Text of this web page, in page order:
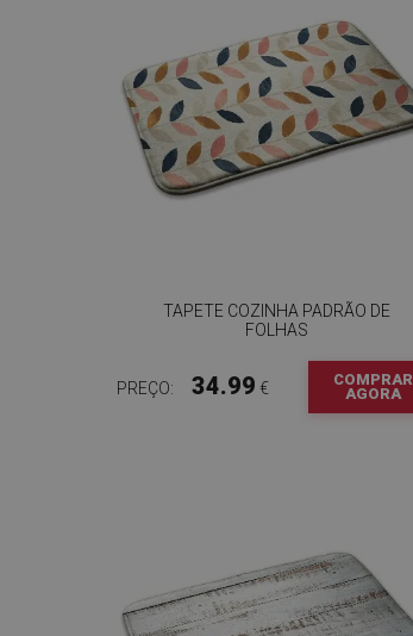
TAPETE COZINHA PADRÃO DE
FOLHAS
PREÇO: 34.99 €
COMPRAR
AGORA